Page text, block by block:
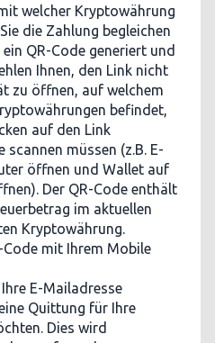
welcher Kryptowährung
die Zahlung begleichen
QR-Code generiert und
Ihnen, den Link nicht
zu öffnen, auf welchem
befindet,
auf den Link
scannen müssen (z.B. E-
öffnen und Wallet auf
Der QR-Code enthält
im aktuellen
Kryptowährung.
Code mit Ihrem Mobile
E-Mailadresse
Quittung für Ihre
Dies wird